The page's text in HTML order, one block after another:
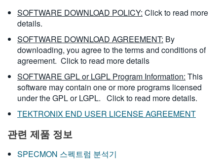
SOFTWARE DOWNLOAD POLICY: Click to read more
details.
SOFTWARE DOWNLOAD AGREEMENT: By
downloading, you agree to the terms and conditions of
agreement. Click to read more details
SOFTWARE GPL or LGPL Program Information: This
software may contain one or more programs licensed
under the GPL or LGPL. Click to read more details.
TEKTRONIX END USER LICENSE AGREEMENT
관련 제품 정보
SPECMON 스펙트럼 분석기